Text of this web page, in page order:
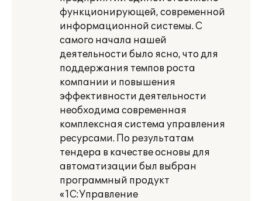
функционирующей, современной
информационной системы. С
самого начала нашей
деятельности было ясно, что для
поддержания темпов роста
компании и повышения
эффективности деятельности
необходима современная
комплексная система управления
ресурсами. По результатам
тендера в качестве основы для
автоматизации был выбран
программный продукт
«1С:Управление